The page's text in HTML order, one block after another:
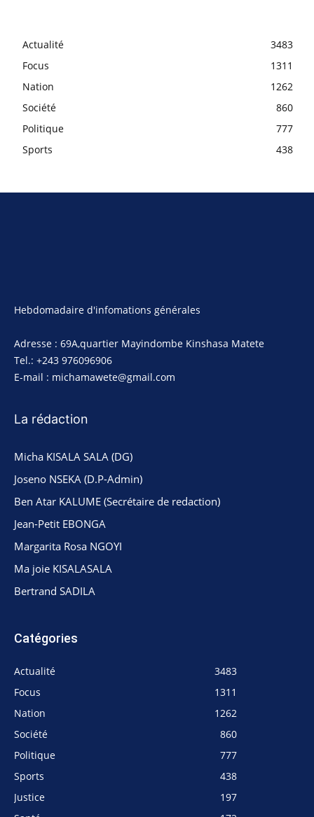
Actualité
3483
Focus
1311
Nation
1262
Société
860
Politique
777
Sports
438
Hebdomadaire d'infomations générales
Adresse : 69A,quartier Mayindombe Kinshasa Matete
Tel.: +243 976096906
E-mail : michamawete@gmail.com
La rédaction
Micha KISALA SALA (DG)
Joseno NSEKA (D.P-Admin)
Ben Atar KALUME (Secrétaire de redaction)
Jean-Petit EBONGA
Margarita Rosa NGOYI
Ma joie KISALASALA
Bertrand SADILA
Catégories
Actualité
3483
Focus
1311
Nation
1262
Société
860
Politique
777
Sports
438
Justice
197